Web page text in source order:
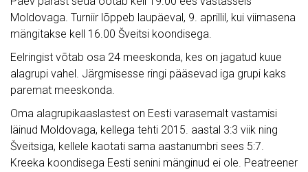
Moldovaga. Turniir lõppeb laupäeval, 9. aprillil, kui viimasena
mängitakse kell 16.00 Šveitsi koondisega.
Eelringist võtab osa 24 meeskonda, kes on jagatud kuue
alagrupi vahel. Järgmisesse ringi pääsevad iga grupi kaks
paremat meeskonda.
Oma alagrupikaaslastest on Eesti varasemalt vastamisi
läinud Moldovaga, kellega tehti 2015. aastal 3:3 viik ning
Šveitsiga, kellele kaotati sama aastanumbri sees 5:7.
Kreeka koondisega Eesti senini mänginud ei ole. Peatreener